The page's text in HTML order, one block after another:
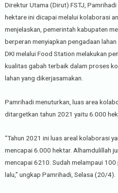
Direktur Utama (Dirut) FSTJ,
hektare ini dicapai melalui kolaborasi
menjelaskan, pemerintah kabupaten
berperan menyiapkan pengadaan
DKI melalui Food Station melakukan
kualitas gabah terbaik dalam proses
lahan yang dikerjasamakan.
Pamrihadi menuturkan, luas area
ditargetkan tahun 2021 yaitu 6.000
“Tahun 2021 ini luas areal kolaborasi
mencapai 6.000 hektar. Alhamdulillah
mencapai 6210. Sudah melampaui
lalu,” ungkap Pamrihadi, Selasa (20/4).